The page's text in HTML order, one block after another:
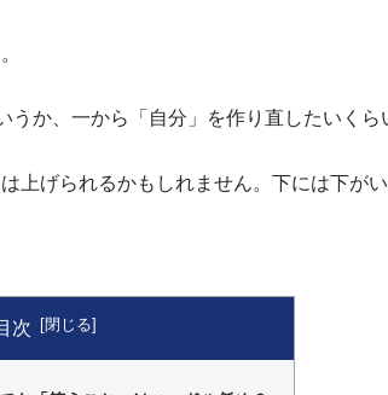
か、一から「自分」を作り直したいくら
上げられるかもしれません。下には下が
次